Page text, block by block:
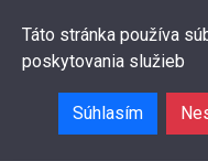
Táto stránka používa
poskytovania služieb
Súhlasím